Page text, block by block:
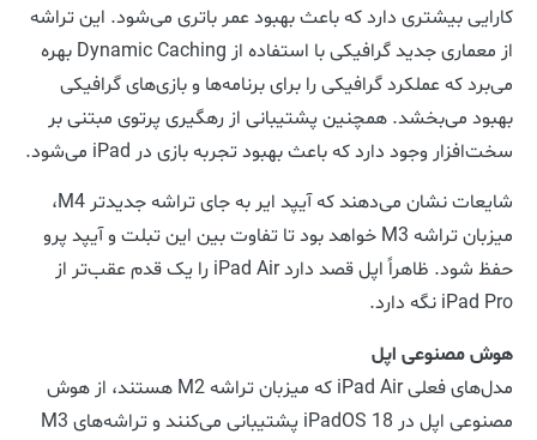
کارایی بیشتری دارد که باعث بهبود عمر باتری می‌شود. این تراشه
از معماری جدید گرافیکی با استفاده از Dynamic Caching بهره
می‌برد که عملکرد گرافیکی را برای برنامه‌ها و بازی‌های گرافیکی
بهبود می‌بخشد. همچنین پشتیبانی از رهگیری پرتوی مبتنی بر
سخت‌افزار وجود دارد که باعث بهبود تجربه بازی در iPad می‌شود.
شایعات نشان می‌دهند که آیپد ایر به جای تراشه جدیدتر M4،
میزبان تراشه M3 خواهد بود تا تفاوت بین این تبلت و آیپد پرو
حفظ شود. ظاهراً اپل قصد دارد iPad Air را یک قدم عقب‌تر از
iPad Pro نگه دارد.
هوش مصنوعی اپل
مدل‌های فعلی iPad Air که میزبان تراشه M2 هستند، از هوش
مصنوعی اپل در iPadOS 18 پشتیبانی می‌کنند و تراشه‌های M3